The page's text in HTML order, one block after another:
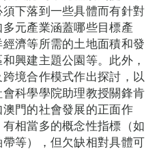
下落到一些具體而有針對
元產業涵蓋哪些目標產
濟等所需的土地面積和發
興建主題公園等。此外，
境合作模式作出探討，以
科學學院助理教授關鋒肯
門的社會發展的正面作
相當多的概念性指標（如
等），但欠缺相對具體可